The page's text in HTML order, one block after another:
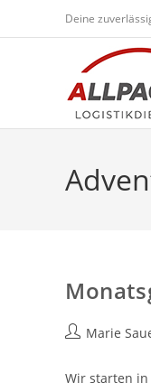
Inhalt
Deine
Beitrags-
Marie
Wir starten